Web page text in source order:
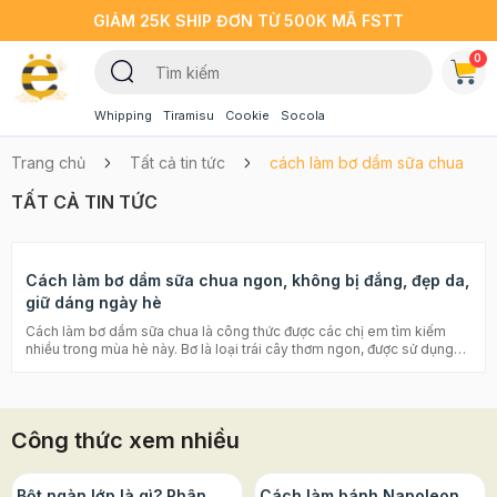
GIẢM 25K SHIP ĐƠN TỪ 500K MÃ FSTT
Whipping Tiramisu Cookie Socola
0
Trang chủ Tất cả tin tức cách làm bơ dầm sữa chua
TẤT CẢ TIN TỨC
Cách làm bơ dầm sữa chua ngon, không bị đắng, đẹp da,
giữ dáng ngày hè
Cách làm bơ dầm sữa chua là công thức được các chị em tìm kiếm
nhiều trong mùa hè này. Bơ là loại trái cây thơm ngon, được sử dụng
chứa rất nhiều chất béo nhưng lại có tác dụng giảm cân không? Câu
trả lời là do trong bơ chứa rất nhiều chất béo không bão hòa đơn (như
beta-sitosterol), chất béo này có khả năng làm giảm tỉ lệ cholesterol
trong máu và ngăn ngừa việc tích tụ chất béo xấu. Bởi vậy mà ăn một
Công thức xem nhiều